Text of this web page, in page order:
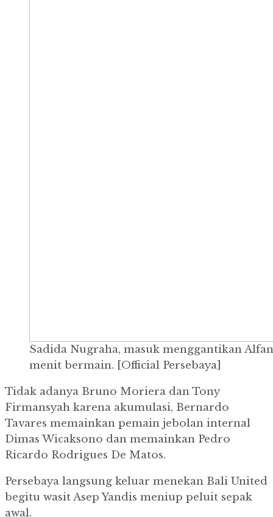
Sadida Nugraha, masuk menggantikan
menit bermain. [Official Persebaya]
Tidak adanya Bruno Moriera dan Tony
Firmansyah karena akumulasi, Bernardo
Tavares memainkan pemain jebolan internal
Dimas Wicaksono dan memainkan Pedro
Ricardo Rodrigues De Matos.
Persebaya langsung keluar menekan Bali United
begitu wasit Asep Yandis meniup peluit sepak
awal.